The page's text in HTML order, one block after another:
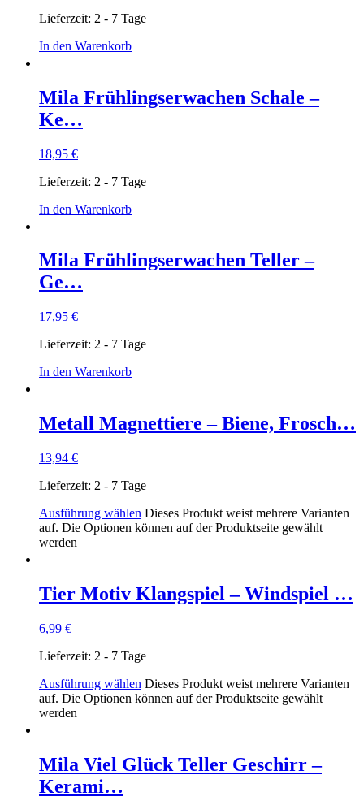
Lieferzeit: 2 - 7 Tage
In den Warenkorb
Mila Frühlingserwachen Schale –
Ke…
18,95 €
Lieferzeit: 2 - 7 Tage
In den Warenkorb
Mila Frühlingserwachen Teller –
Ge…
17,95 €
Lieferzeit: 2 - 7 Tage
In den Warenkorb
Metall Magnettiere – Biene, Frosch…
13,94 €
Lieferzeit: 2 - 7 Tage
Ausführung wählen Dieses Produkt weist mehrere Varianten
auf. Die Optionen können auf der Produktseite gewählt
werden
Tier Motiv Klangspiel – Windspiel …
6,99 €
Lieferzeit: 2 - 7 Tage
Ausführung wählen Dieses Produkt weist mehrere Varianten
auf. Die Optionen können auf der Produktseite gewählt
werden
Mila Viel Glück Teller Geschirr –
Kerami…